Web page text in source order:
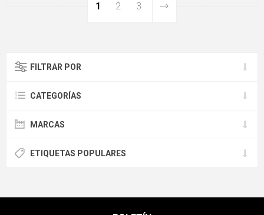
1 2 3
FILTRAR POR
CATEGORÍAS
MARCAS
ETIQUETAS POPULARES